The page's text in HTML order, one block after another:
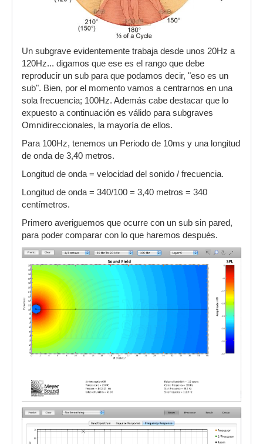
Un subgrave evidentemente trabaja desde unos 20Hz a
120Hz... digamos que ese es el rango que debe
reproducir un sub para que podamos decir, "eso es un
sub". Bien, por el momento vamos a centrarnos en una
sola frecuencia; 100Hz. Además cabe destacar que lo
expuesto a continuación es válido para subgraves
Omnidireccionales, la mayoría de ellos.
Para 100Hz, tenemos un Periodo de 10ms y una longitud
de onda de 3,40 metros.
Longitud de onda = velocidad del sonido / frecuencia.
Longitud de onda = 340/100 = 3,40 metros = 340
centímetros.
Primero averiguemos que ocurre con un sub sin pared,
para poder comparar con lo que haremos después.